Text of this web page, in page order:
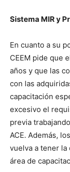
Sistema MIR y
En cuanto a su
CEEM pide que
años y que las
con las
capacitación
excesivo el
previa
ACE. Además,
vuelva a tener
área de